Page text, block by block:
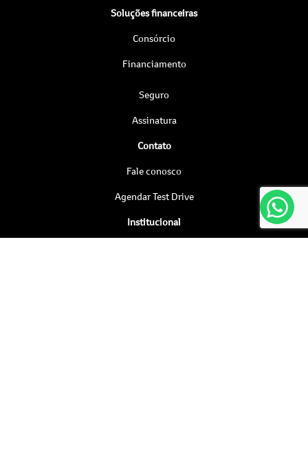
Soluções financeiras
Consórcio
Financiamento
Seguro
Assinatura
Contato
Fale conosco
Agendar Test Drive
Institucional